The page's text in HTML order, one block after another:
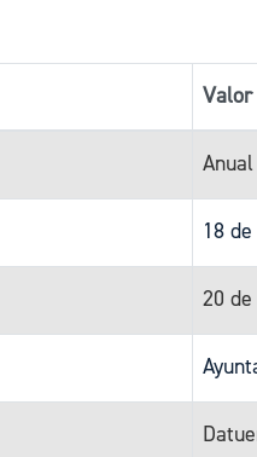
Valor
Anual
18
20